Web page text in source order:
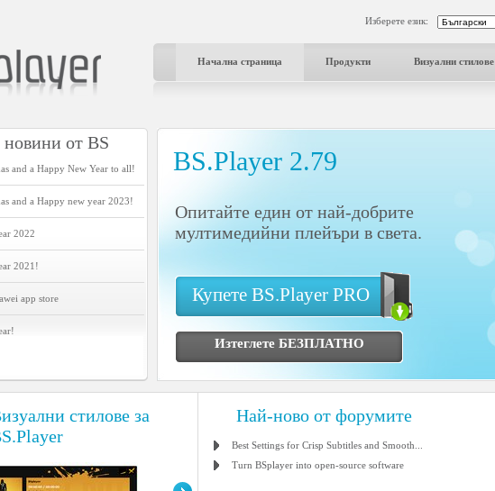
Изберете език:
Начална страница Продукти Визуални стилове
от BS
and a Happy New Year to all!
and a Happy new year 2023!
2022
2021!
app store
BS.Player 2.79
Опитайте един от най-добрите
мултимедийни плейъри в света.
Купете BS.Player PRO
Изтеглете БЕЗПЛАТНО
стилове за
Най-ново от форумите
Best Settings for Crisp Subtitles and Smooth...
Turn BSplayer into open-source software